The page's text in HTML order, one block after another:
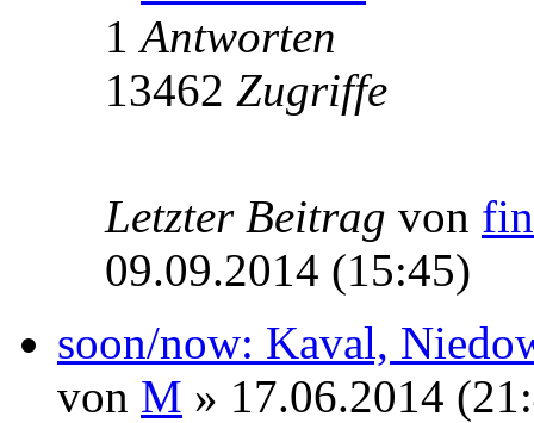
1Antworten
13462 Zugriffe
Letzter Beitrag von
09.09.2014 (15:45)
soon/now: Kaval,
von M » 17.06.2014